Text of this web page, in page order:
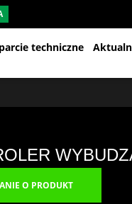
techniczne
O PRODUKT